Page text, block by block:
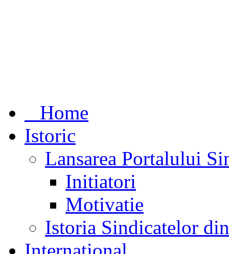
Home
Istoric
Lansarea Portalului
Initiatori
Motivatie
Istoria Sindicatelor